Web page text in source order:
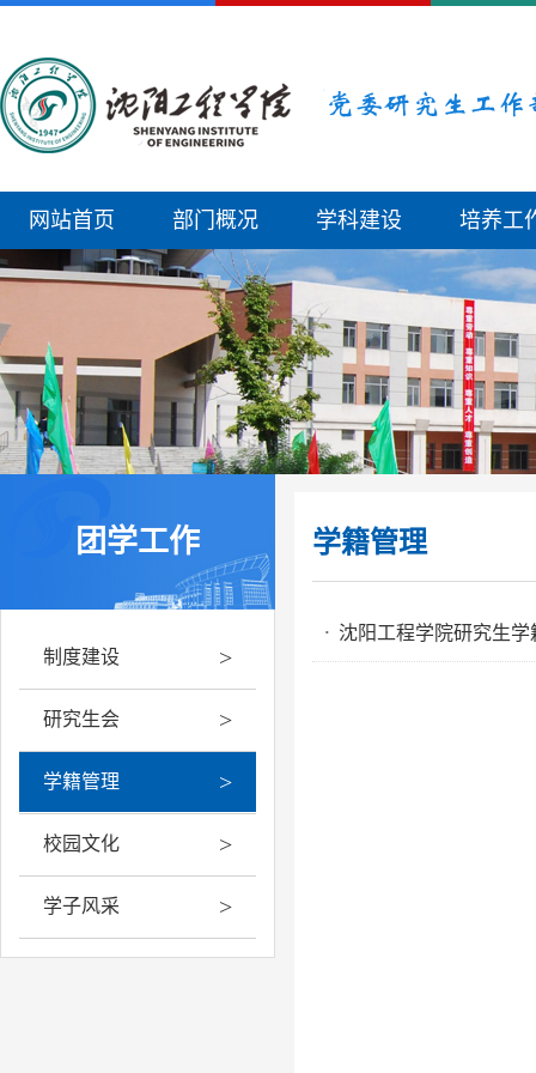
网站首页 部门概况 学科建设 培养工
团学工作
制度建设 >
研究生会 >
学籍管理 >
校园文化 >
学子风采 >
学籍管理
· 沈阳工程学院研究生学